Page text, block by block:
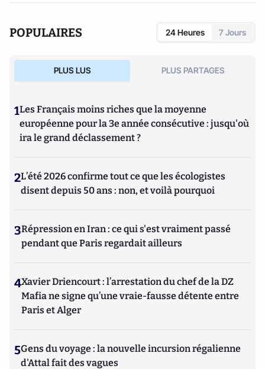
POPULAIRES 24 Heures 7 Jours
PLUS LUS PLUS PARTAGES
1Les Français moins riches que la moyenne
européenne pour la 3e année consécutive : jusqu'où
ira le grand déclassement ?
2L’été 2026 confirme tout ce que les écologistes
disent depuis 50 ans : non, et voilà pourquoi
3Répression en Iran : ce qui s'est vraiment passé
pendant que Paris regardait ailleurs
4Xavier Driencourt : l’arrestation du chef de la DZ
Mafia ne signe qu’une vraie-fausse détente entre
Paris et Alger
5Gens du voyage : la nouvelle incursion régalienne
d'Attal fait des vagues